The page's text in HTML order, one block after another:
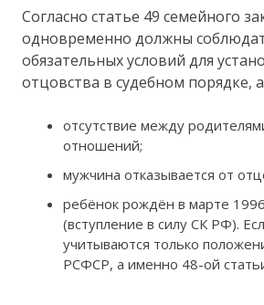
Согласно статье 49 семейного
одновременно должны
обязательных условий для
отцовства в судебном порядке,
отсутствие между
отношений;
мужчина отказывается от
ребёнок рождён в марте
(вступление в силу СК РФ).
учитываются только
РСФСР, а именно 48-ой